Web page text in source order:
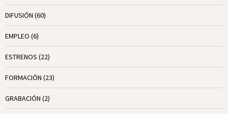
DIFUSIÓN (60)
EMPLEO (6)
ESTRENOS (22)
FORMACIÓN (23)
GRABACIÓN (2)